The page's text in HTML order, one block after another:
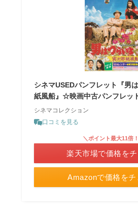
シネマUSEDパンフレット『男
紙風船』☆映画中古パンフレッ
シネマコレクション
口コミを見る
Amazonで価格をチ
＼ポイント最大11倍
楽天市場で価格を